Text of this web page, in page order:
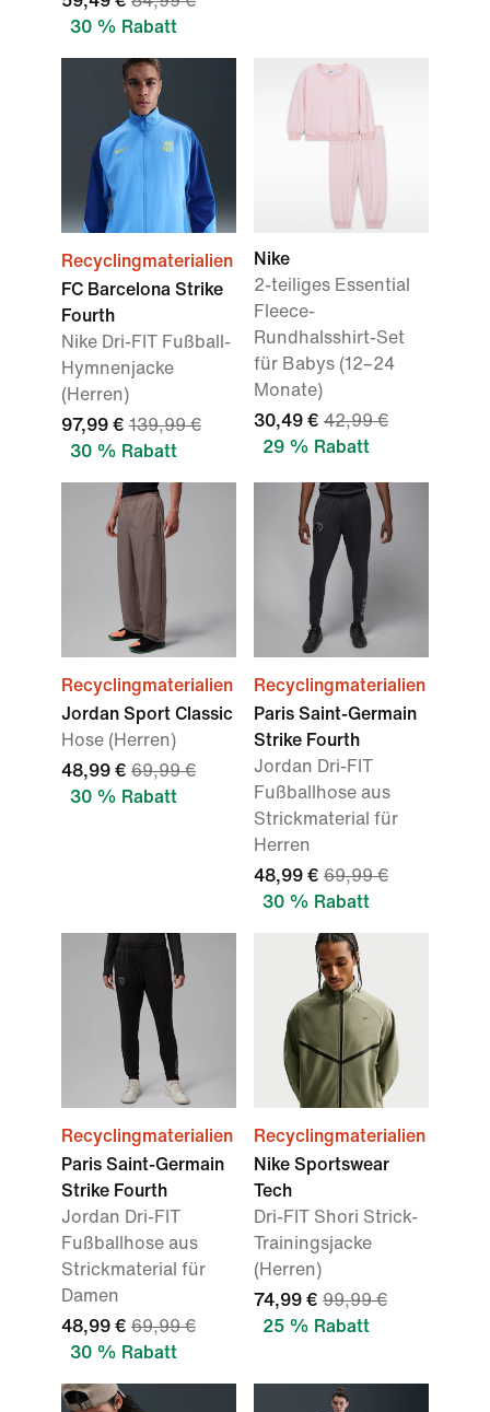
30 % Rabatt
Recyclingmaterialien
FC Barcelona Strike
Fourth
Nike Dri-FIT Fußball-
Hymnenjacke
(Herren)
97,99 € 139,99 €
30 % Rabatt
Nike
2-teiliges Essential
Fleece-
Rundhalsshirt-Set
für Babys (12–24
Monate)
30,49 € 42,99 €
29 % Rabatt
Recyclingmaterialien
Jordan Sport Classic
Hose (Herren)
48,99 € 69,99 €
30 % Rabatt
Recyclingmaterialien
Paris Saint-Germain
Strike Fourth
Jordan Dri-FIT
Fußballhose aus
Strickmaterial für
Herren
48,99 € 69,99 €
30 % Rabatt
Recyclingmaterialien
Paris Saint-Germain
Strike Fourth
Jordan Dri-FIT
Fußballhose aus
Strickmaterial für
Damen
48,99 € 69,99 €
30 % Rabatt
Recyclingmaterialien
Nike Sportswear
Tech
Dri-FIT Shori Strick-
Trainingsjacke
(Herren)
74,99 € 99,99 €
25 % Rabatt